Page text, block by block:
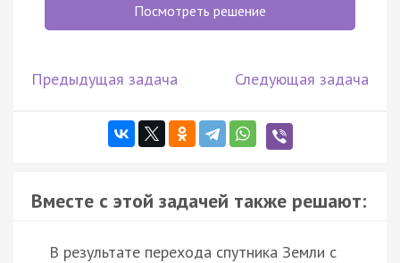
Посмотреть решение
Предыдущая задача Следующая задача
Вместе с этой задачей также решают:
В результате перехода спутника Земли с